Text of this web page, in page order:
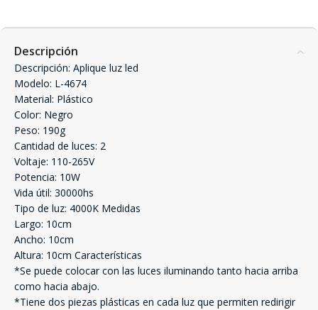
Descripción
Descripción: Aplique luz led
Modelo: L-4674
Material: Plástico
Color: Negro
Peso: 190g
Cantidad de luces: 2
Voltaje: 110-265V
Potencia: 10W
Vida útil: 30000hs
Tipo de luz: 4000K Medidas
Largo: 10cm
Ancho: 10cm
Altura: 10cm Características
*Se puede colocar con las luces iluminando tanto hacia arriba
como hacia abajo.
*Tiene dos piezas plásticas en cada luz que permiten redirigir